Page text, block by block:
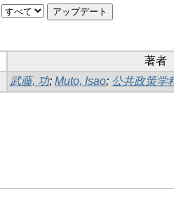
著者
武藤, 功; Muto, Isao; 公共政策学